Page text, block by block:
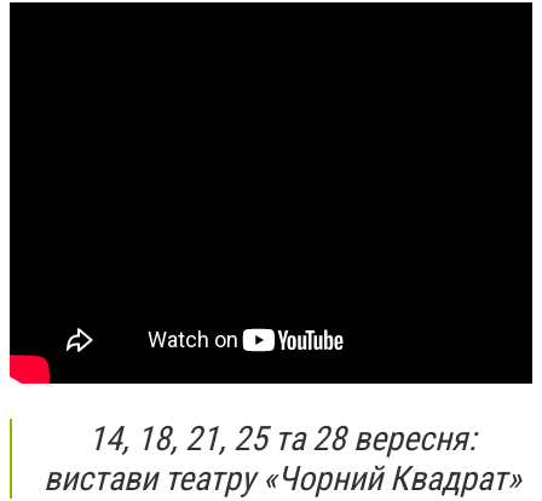
14, 18, 21, 25 та 28 вересня:
вистави театру «Чорний Квадрат»